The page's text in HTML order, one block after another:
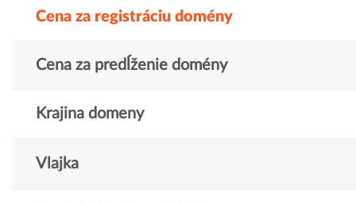
Cena za registráciu domény
Cena za predĺženie domény
Krajina domeny
Vlajka